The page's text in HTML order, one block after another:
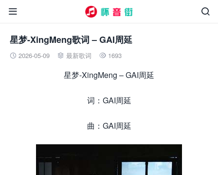


星梦-XingMeng歌词 – GAI周延
 2026-05-09  最新歌词  1693
星梦-XingMeng – GAI周延
词：GAI周延
曲：GAI周延